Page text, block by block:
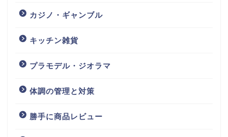
カジノ・ギャンブル
キッチン雑貨
プラモデル・ジオラマ
体調の管理と対策
勝手に商品レビュー